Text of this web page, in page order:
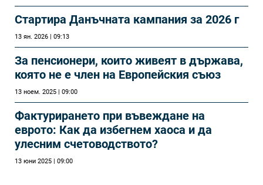
Стартира Данъчната кампания за 2026 г
13 ян. 2026 | 09:13
За пенсионери, които живеят в държава,
която не е член на Европейския съюз
13 ноем. 2025 | 09:00
Фактурирането при въвеждане на
еврото: Как да избегнем хаоса и да
улесним счетоводството?
13 юни 2025 | 09:00